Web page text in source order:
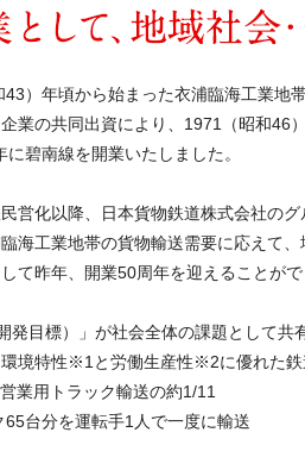
）年頃から始まった衣浦臨海工業
業の共同出資により、1971（昭和
碧南線を開業いたしました。
営化以降、日本貨物鉄道株式会社の
海工業地帯の貨物輸送需要に応えて
て昨年、開業50周年を迎えることが
発目標）」が社会全体の課題として
境特性※1と労働生産性※2に優れた
業用トラック輸送の約1/11
台分を運転手1人で一度に輸送